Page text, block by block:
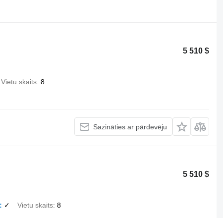
5 510 $
Vietu skaits 8
Sazināties ar pārdevēju
5 510 $
✓ Vietu skaits 8